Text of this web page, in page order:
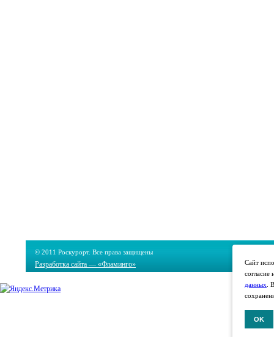
© 2011 Роскурорт. Все права защищены
Разработка сайта — «Фламинго»
Сайт
согласие
данных .
OK